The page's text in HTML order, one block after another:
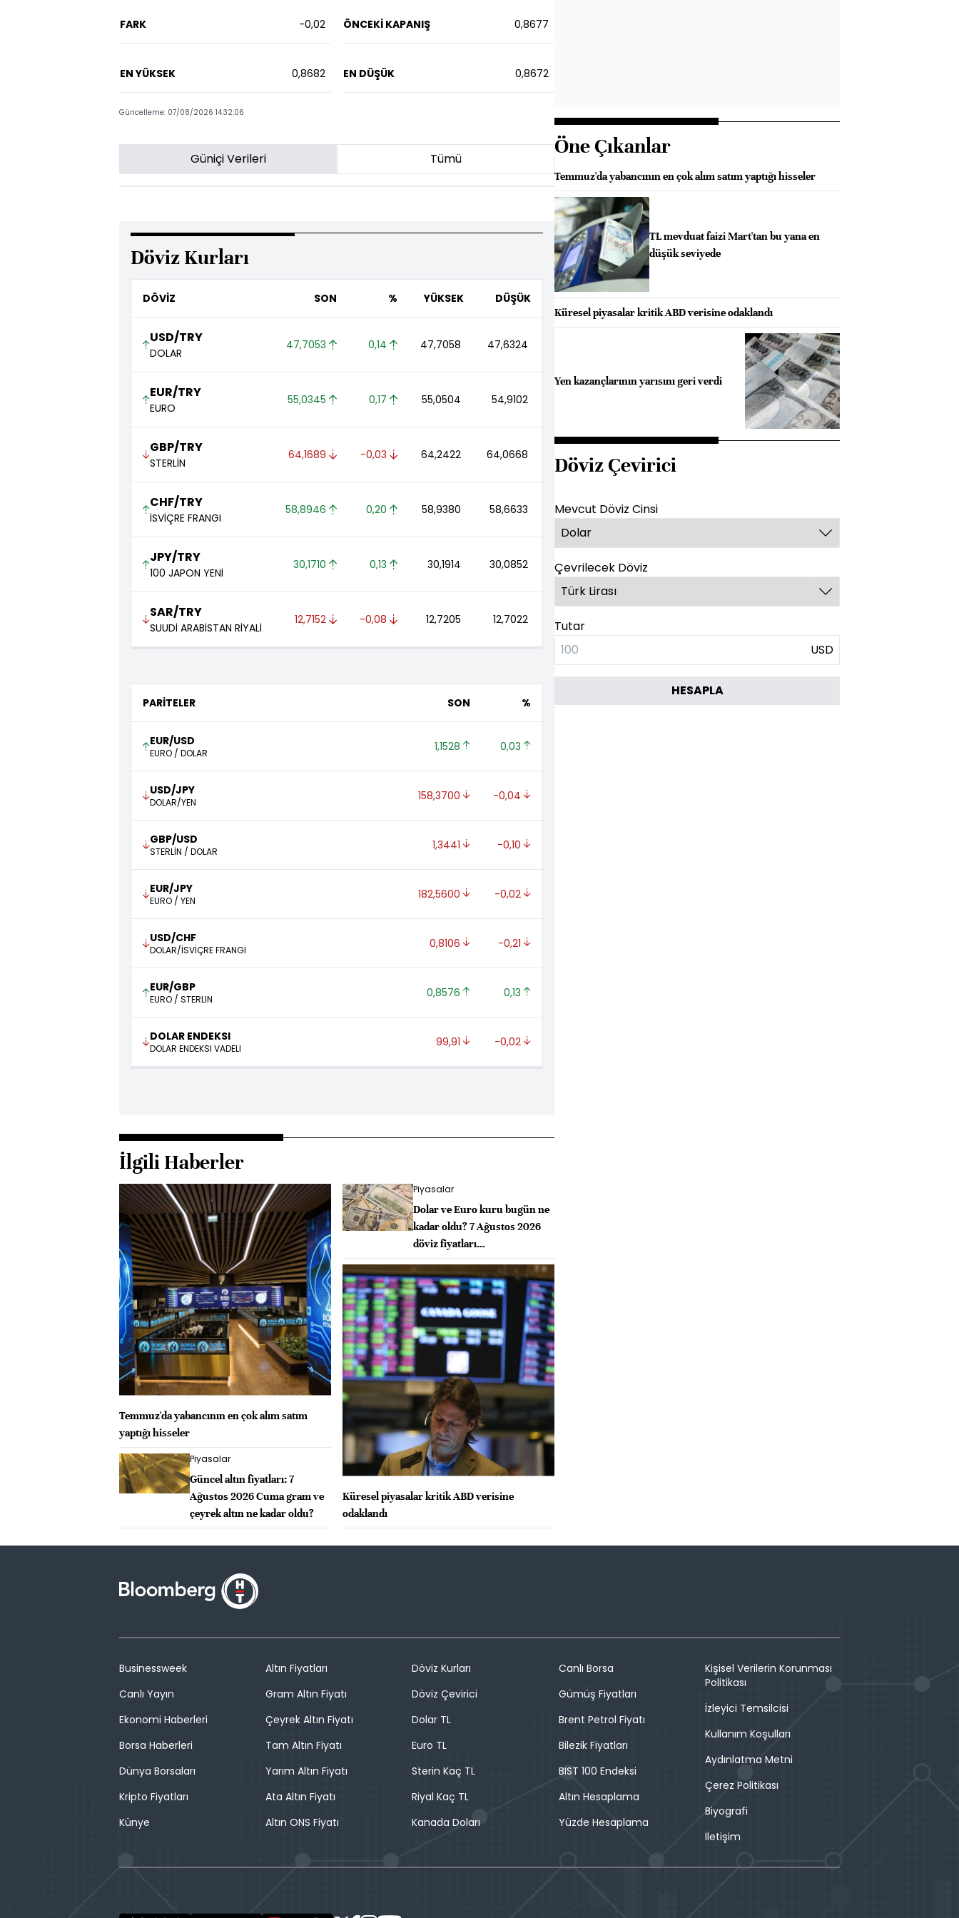
FARK -0,02 ÖNCEKİ KAPANIŞ 0,8677
EN YÜKSEK 0,8682 EN DÜŞÜK 0,8672
Güncelleme: 07/08/2026 14:32:06
Güniçi Verileri Tümü
Döviz Kurları
DÖVİZ SON % YÜKSEK DÜŞÜK
USD/TRY
DOLAR
47,7053 0,14 47,7058 47,6324
EUR/TRY
EURO
55,0345 0,17 55,0504 54,9102
GBP/TRY
STERLİN
64,1689 -0,03 64,2422 64,0668
CHF/TRY
İSVİÇRE FRANGI
58,8946 0,20 58,9380 58,6633
JPY/TRY
100 JAPON YENİ
30,1710 0,13 30,1914 30,0852
SAR/TRY
SUUDİ ARABİSTAN RİYALİ
12,7152 -0,08 12,7205 12,7022
PARİTELER SON %
EUR/USD
EURO / DOLAR 1,1528 0,03
USD/JPY
DOLAR/YEN 158,3700 -0,04
GBP/USD
STERLİN / DOLAR 1,3441 -0,10
EUR/JPY
EURO / YEN 182,5600 -0,02
USD/CHF
DOLAR/İSVİÇRE FRANGI 0,8106 -0,21
EUR/GBP
EURO / STERLIN 0,8576 0,13
DOLAR ENDEKSI
DOLAR ENDEKSI VADELI 99,91 -0,02
İlgili Haberler
Temmuz'da yabancının en çok alım satım
yaptığı hisseler
Piyasalar
Güncel altın fiyatları: 7
Ağustos 2026 Cuma gram ve
çeyrek altın ne kadar oldu?
Küresel piyasalar kritik ABD verisine
odaklandı
Piyasalar
Dolar ve Euro kuru bugün ne
kadar oldu? 7 Ağustos 2026
döviz fiyatları…
Öne Çıkanlar
Temmuz'da yabancının en çok alım satım yaptığı hisseler
TL mevduat faizi Mart'tan bu yana en
düşük seviyede
Küresel piyasalar kritik ABD verisine odaklandı
Yen kazançlarının yarısını geri verdi
Döviz Çevirici
Mevcut Döviz Cinsi
Çevrilecek Döviz
Tutar
USD
HESAPLA
Businessweek
Canlı Yayın
Ekonomi Haberleri
Borsa Haberleri
Dünya Borsaları
Kripto Fiyatları
Künye
Altın Fiyatları
Gram Altın Fiyatı
Çeyrek Altın Fiyatı
Tam Altın Fiyatı
Yarım Altın Fiyatı
Ata Altın Fiyatı
Altın ONS Fiyatı
Döviz Kurları
Döviz Çevirici
Dolar TL
Euro TL
Sterin Kaç TL
Riyal Kaç TL
Kanada Doları
Canlı Borsa
Gümüş Fiyatları
Brent Petrol Fiyatı
Bilezik Fiyatları
BIST 100 Endeksi
Altın Hesaplama
Yüzde Hesaplama
Kişisel Verilerin Korunması
Politikası
İzleyici Temsilcisi
Kullanım Koşulları
Aydınlatma Metni
Çerez Politikası
Biyografi
İletişim